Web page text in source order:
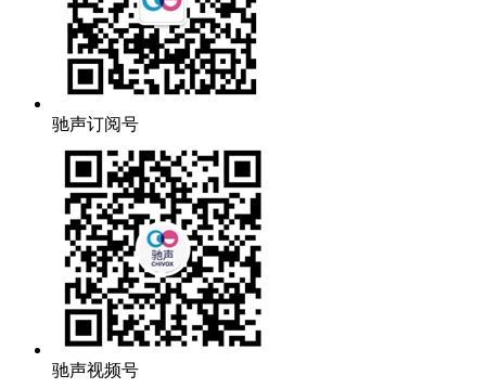
驰声订阅号
驰声视频号